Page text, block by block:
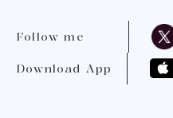
Follow me
Download App